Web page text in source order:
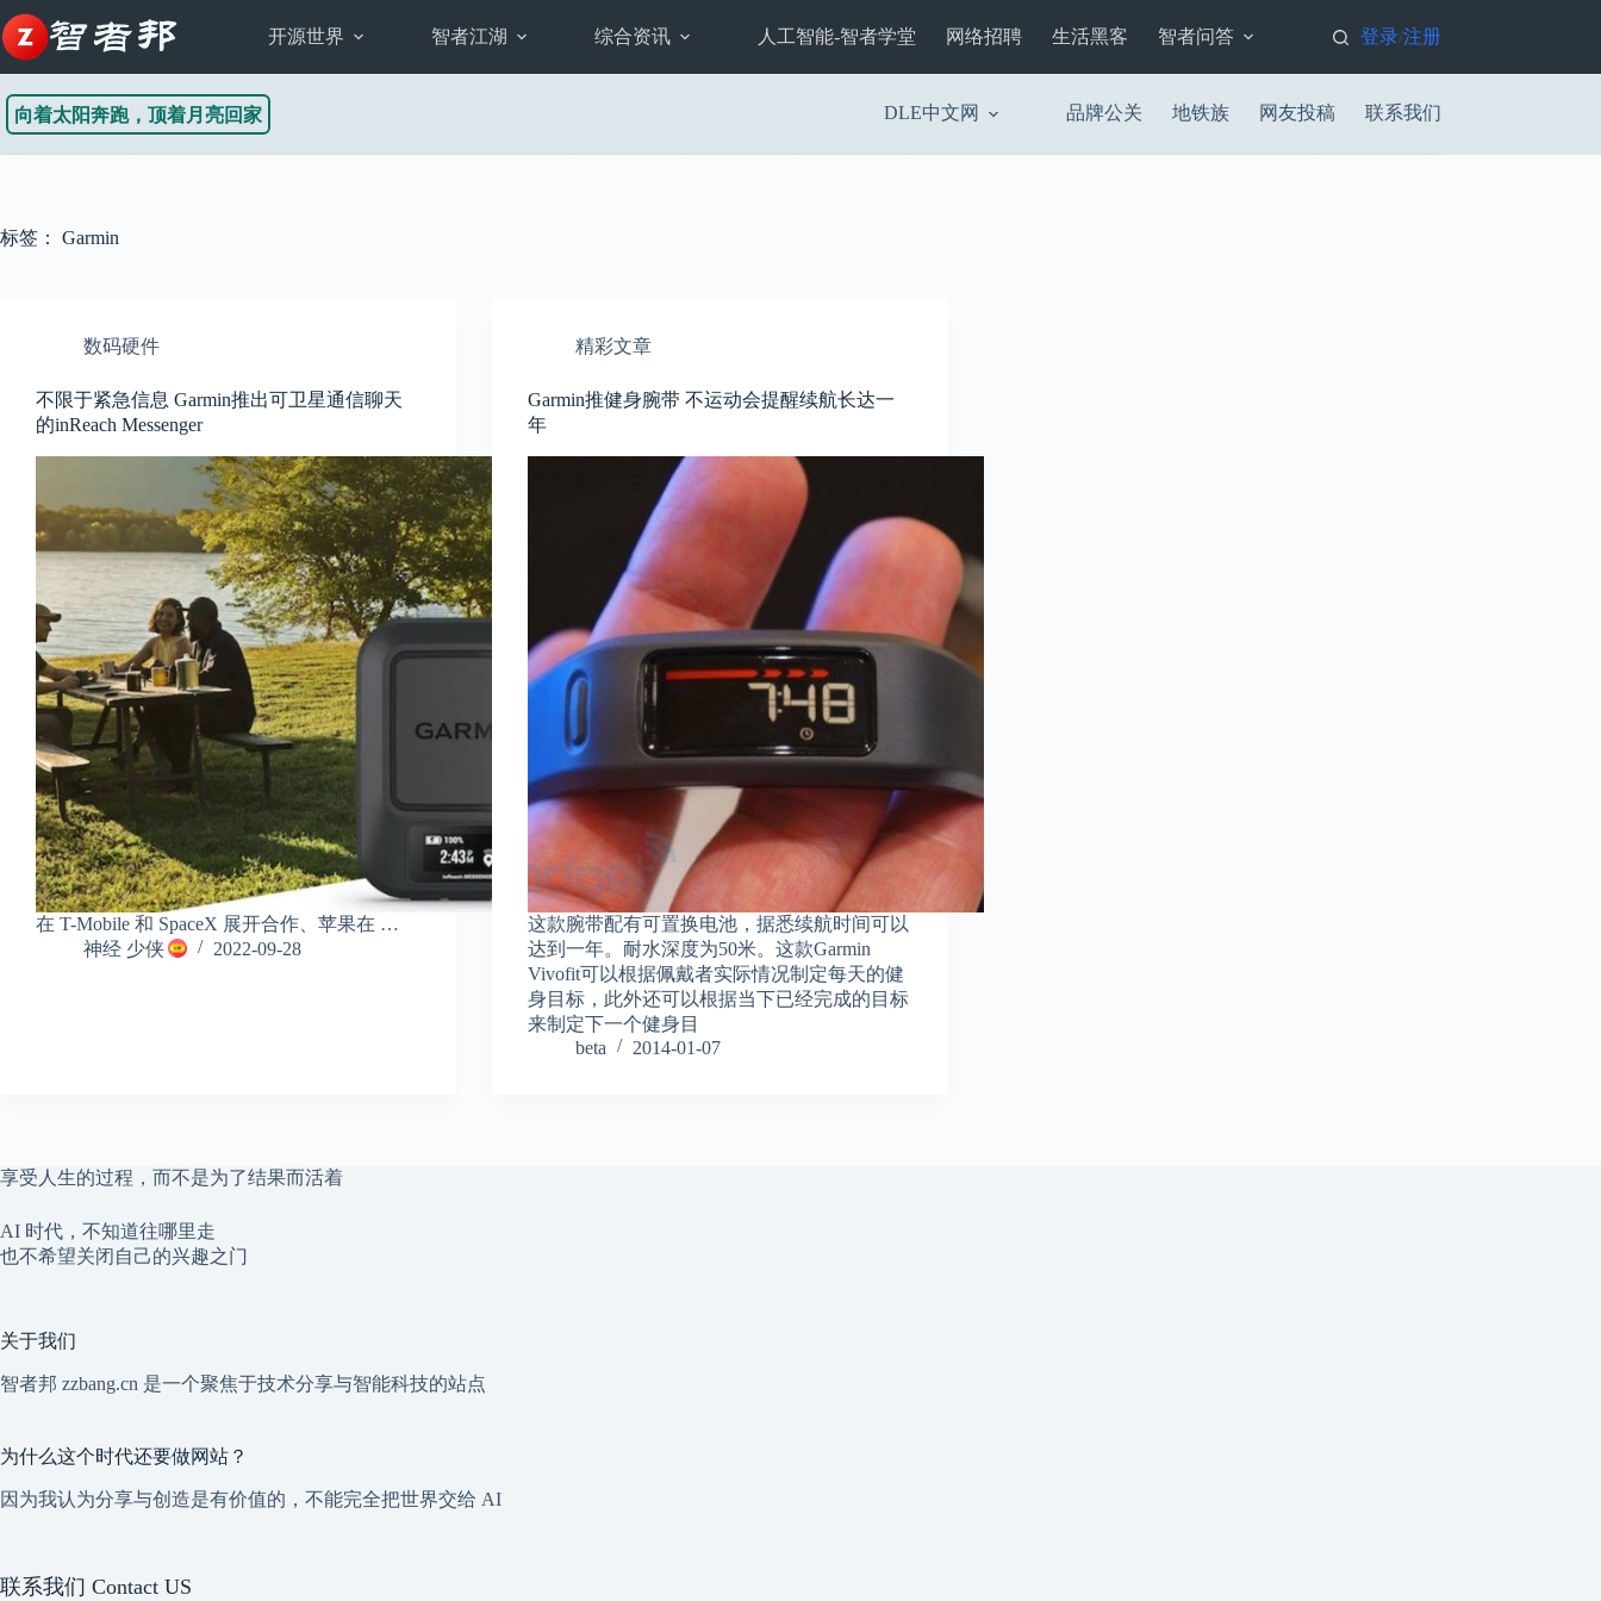
至
内
开源世界 智者江湖 综合资讯 人工智能-智者学堂 网络招聘 生活黑客 智者问答 登录/注册
向着太阳奔跑，顶着月亮回家 DLE中文网 品牌公关 地铁族 网友投稿 联系我们
标签： Garmin
数码硬件
不限于紧急信息 Garmin推出可卫星通信聊天
的inReach Messenger
在 T-Mobile 和 SpaceX 展开合作、苹果在 …
神经 少侠
2022-09-28
精彩文章
Garmin推健身腕带 不运动会提醒续航长达一
年
这款腕带配有可置换电池，据悉续航时间可以
达到一年。耐水深度为50米。这款Garmin
Vivofit可以根据佩戴者实际情况制定每天的健
身目标，此外还可以根据当下已经完成的目标
来制定下一个健身目
beta
2014-01-07
享受人生的过程，而不是为了结果而活着
AI 时代，不知道往哪里走
也不希望关闭自己的兴趣之门
关于我们
智者邦 zzbang.cn 是一个聚焦于技术分享与智能科技的站点
为什么这个时代还要做网站？
因为我认为分享与创造是有价值的，不能完全把世界交给 AI
联系我们 Contact US